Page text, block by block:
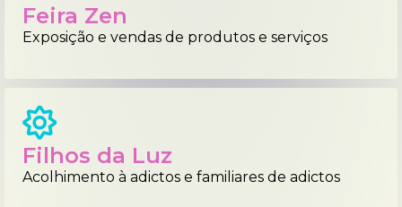
Feira Zen
Exposição e vendas de produtos e serviços
Filhos da Luz
Acolhimento à adictos e familiares de adictos